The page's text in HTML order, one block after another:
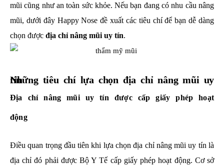
mũi cũng như an toàn sức khỏe. Nếu bạn đang có nhu cầu nâng
mũi, dưới đây Happy Nose đề xuất các tiêu chí để bạn dễ dàng
chọn được địa chỉ nâng mũi uy tín.
Những tiêu chí lựa chọn địa chỉ nâng mũi uy tín
Địa chỉ nâng mũi uy tín được cấp giấy phép hoạt
động
Điều quan trọng đầu tiên khi lựa chọn địa chỉ nâng mũi uy tín là
địa chỉ đó phải được Bộ Y Tế cấp giấy phép hoạt động. Cơ sở